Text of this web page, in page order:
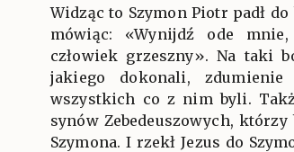
Widząc to Szymon Piotr padł
mówiąc: «Wynijdź ode
człowiek grzeszny». Na taki
jakiego dokonali,
wszystkich co z nim byli.
synów Zebedeuszowych,
Szymona. I rzekł Jezus do